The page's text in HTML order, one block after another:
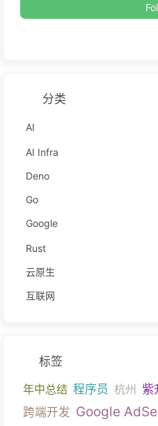
分类
AI
AI Infra
Deno
Go
Google
Rust
云原生
互联网
标签
年中总结 程序员 杭州 紫
跨端开发 Google